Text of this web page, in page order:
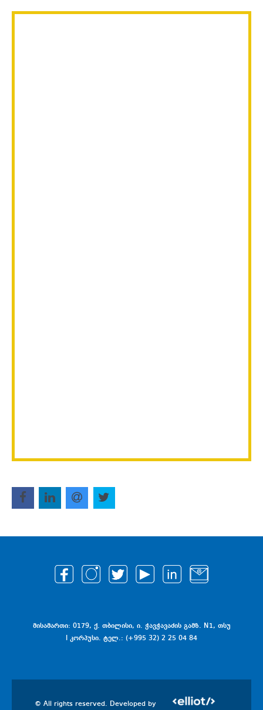
მისამართი: 0179, ქ. თბილისი, ი. ჭავჭავაძის გამზ. N1, თსუ
I კორპუსი. ტელ.: (+995 32) 2 25 04 84
© All rights reserved. Developed by